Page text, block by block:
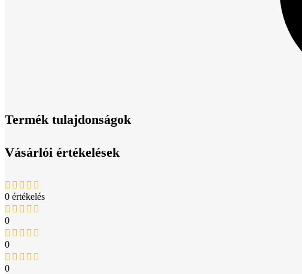
Termék tulajdonságok
Vásárlói értékelések
0 értékelés
0
0
0